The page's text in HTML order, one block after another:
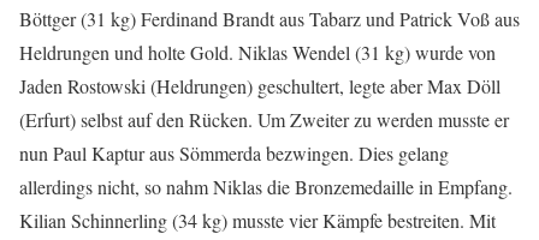
Böttger (31 kg) Ferdinand Brandt aus Tabarz und Patrick Voß aus
Heldrungen und holte Gold. Niklas Wendel (31 kg) wurde von
Jaden Rostowski (Heldrungen) geschultert, legte aber Max Döll
(Erfurt) selbst auf den Rücken. Um Zweiter zu werden musste er
nun Paul Kaptur aus Sömmerda bezwingen. Dies gelang
allerdings nicht, so nahm Niklas die Bronzemedaille in Empfang.
Kilian Schinnerling (34 kg) musste vier Kämpfe bestreiten. Mit